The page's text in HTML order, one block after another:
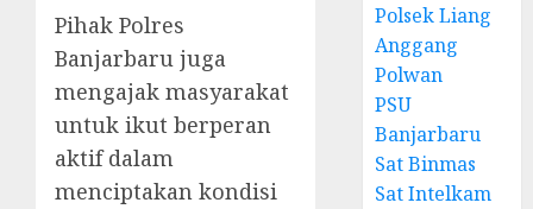
Pihak Polres
Banjarbaru juga
mengajak masyarakat
untuk ikut berperan
aktif dalam
menciptakan kondisi
Polsek Liang
Anggang
Polwan
PSU
Banjarbaru
Sat Binmas
Sat Intelkam